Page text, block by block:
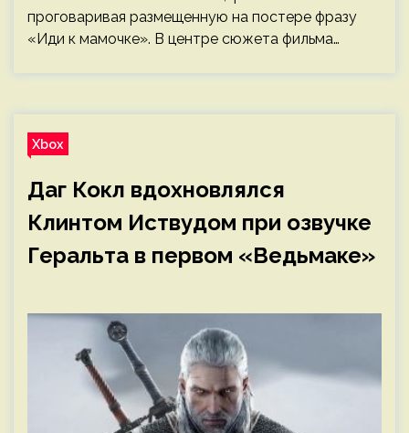
проговаривая размещенную на постере фразу
«Иди к мамочке». В центре сюжета фильма…
Xbox
Даг Кокл вдохновлялся
Клинтом Иствудом при озвучке
Геральта в первом «Ведьмаке»